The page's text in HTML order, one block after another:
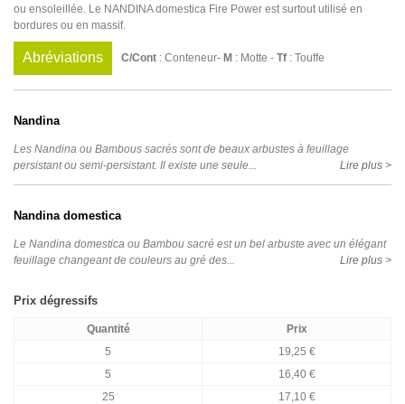
ou ensoleillée. Le NANDINA domestica Fire Power est surtout utilisé en
bordures ou en massif.
Abréviations C/Cont : Conteneur- M : Motte - Tf : Touffe
Nandina
Les Nandina ou Bambous sacrés sont de beaux arbustes à feuillage
persistant ou semi-persistant. Il existe une seule...
Lire plus >
Nandina domestica
Le Nandina domestica ou Bambou sacré est un bel arbuste avec un élégant
feuillage changeant de couleurs au gré des...
Lire plus >
Prix dégressifs
Quantité
Prix
5
19,25 €
5
16,40 €
25
17,10 €